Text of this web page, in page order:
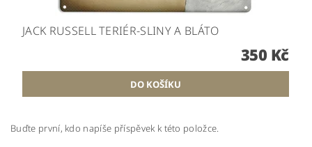
JACK RUSSELL TERIÉR-SLINY A BLÁTO
350 Kč
Buďte první, kdo napíše příspěvek k této položce.